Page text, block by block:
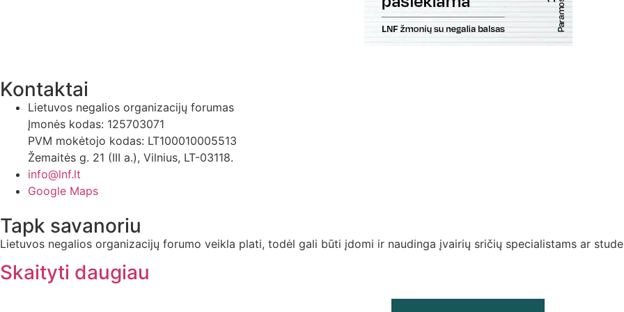
Kontaktai
Lietuvos negalios organizacijų forumas
Įmonės kodas: 125703071
PVM mokėtojo kodas: LT100010005513
Žemaitės g. 21 (III a.), Vilnius, LT-03118.
info@lnf.lt
Google Maps
Tapk savanoriu
Lietuvos negalios organizacijų forumo veikla plati, todėl gali būti įdomi ir naudinga įvairių sričių specialistams ar
Skaityti daugiau